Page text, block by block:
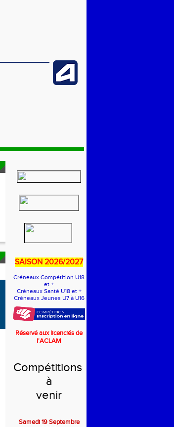
SAISON 2026/2027
Créneaux Compétition U18
et +
Créneaux Santé U18 et +
Créneaux Jeunes U7 à U16
Réservé aux licenciés de
l'ACLAM
Compétitions
à
venir
Samedi 19 Septembre